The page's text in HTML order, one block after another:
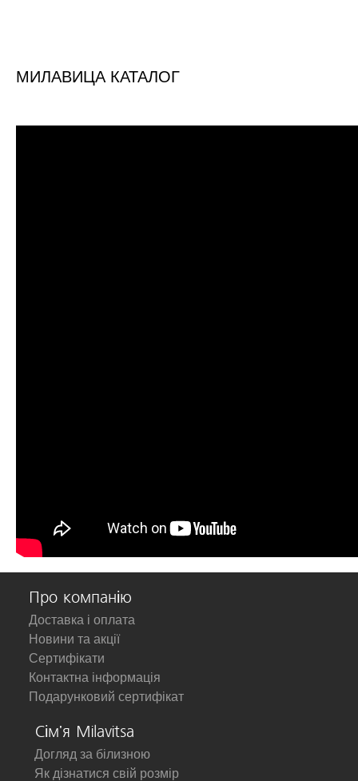
МИЛАВИЦА КАТАЛОГ
Про компанію
Доставка і оплата
Новини та акції
Сертифікати
Контактна інформація
Подарунковий сертифікат
Сім'я Milavitsa
Догляд за білизною
Як дізнатися свій розмір